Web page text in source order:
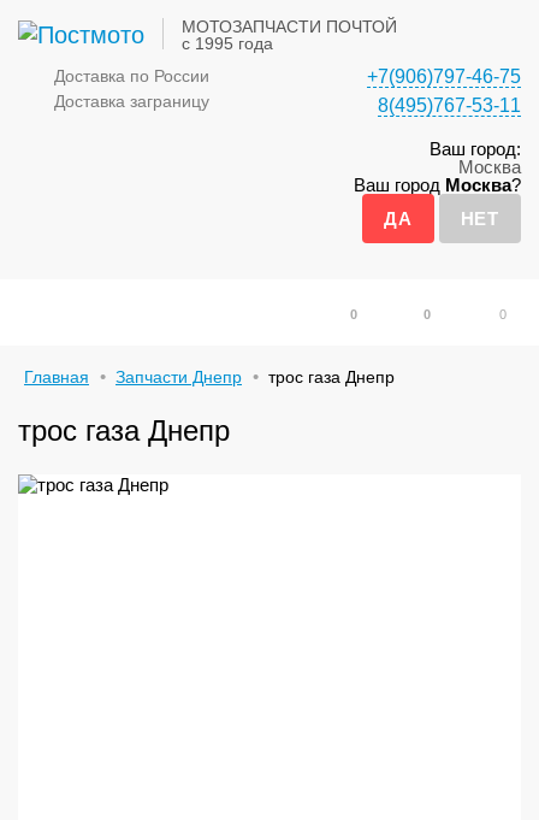
МОТОЗАПЧАСТИ ПОЧТОЙ
с 1995 года
Доставка по России
Доставка заграницу
+7(906)797-46-75
8(495)767-53-11
Ваш город:
Москва
Ваш город Москва?
0
0 0
Главная Запчасти Днепр трос газа Днепр
трос газа Днепр